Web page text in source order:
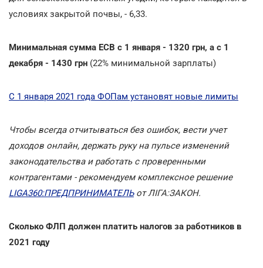
условиях закрытой почвы, - 6,33.
Минимальная сумма ЕСВ с 1 января - 1320 грн, а с 1
декабря - 1430 грн (22% минимальной зарплаты)
С 1 января 2021 года ФОПам установят новые лимиты
Чтобы всегда отчитываться без ошибок, вести учет
доходов онлайн, держать руку на пульсе изменений
законодательства и работать с проверенными
контрагентами - рекомендуем комплексное решение
LIGA360:ПРЕДПРИНИМАТЕЛЬот ЛІГА:ЗАКОН.
Сколько ФЛП должен платить налогов за работников в
2021 году